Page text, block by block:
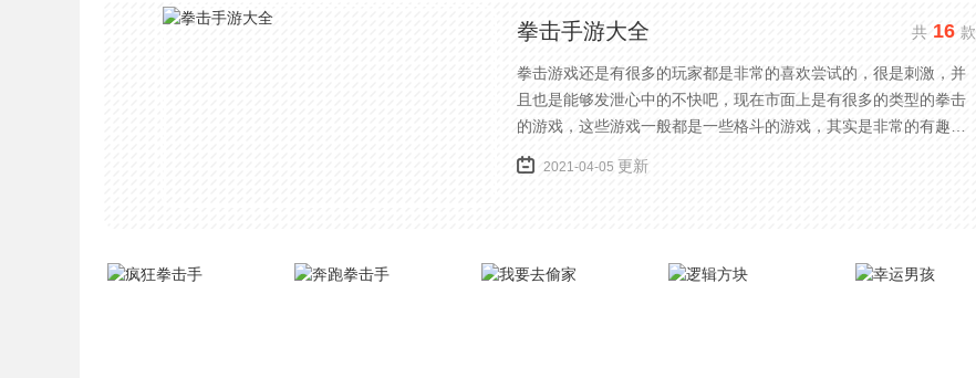
拳击手游大全 共16 款
拳击游戏还是有很多的玩家都是非常的喜欢尝试的，很是刺激，并
且也是能够发泄心中的不快吧，现在市面上是有很多的类型的拳击
的游戏，这些游戏一般都是一些格斗的游戏，其实是非常的有趣，
也是相当的刺激的，游戏中是有一些不同的场景都是能够去进行体
验的，我们也是能够去刺激的进行对战的，小编现在就是收集了一
2021-04-05 更新